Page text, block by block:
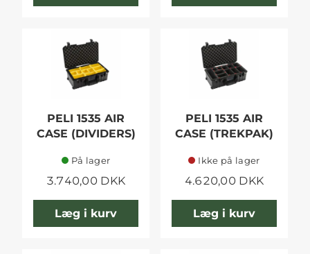
PELI 1535 AIR
CASE (DIVIDERS)
På lager
3.740,00 DKK
Læg i kurv
PELI 1535 AIR
CASE (TREKPAK)
Ikke på lager
4.620,00 DKK
Læg i kurv